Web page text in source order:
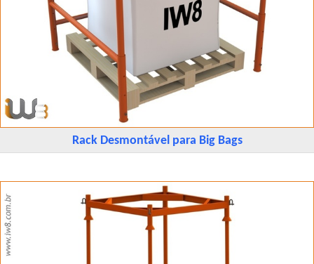
Rack Desmontável para Big Bags